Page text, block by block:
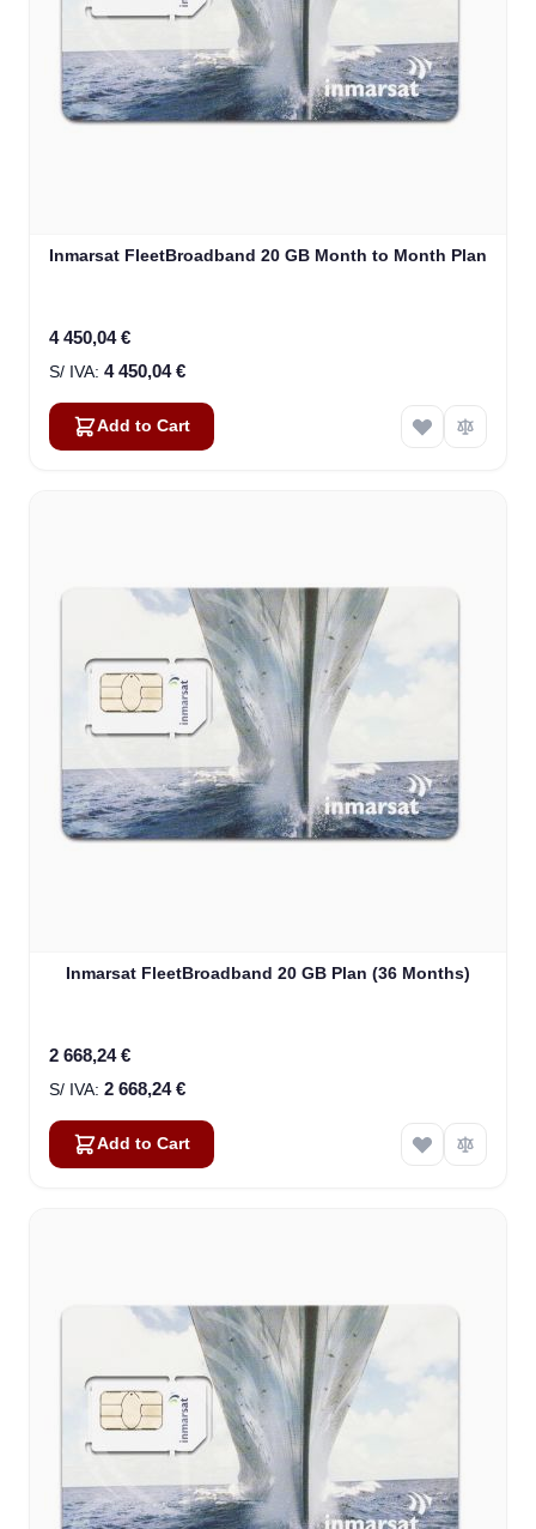
Inmarsat FleetBroadband 20 GB Month to Month Plan
4 450,04 €
4 450,04 €
Add to Cart
Inmarsat FleetBroadband 20 GB Plan (36 Months)
2 668,24 €
2 668,24 €
Add to Cart